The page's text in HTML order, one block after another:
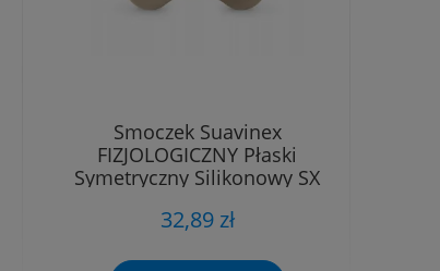
Smoczek Suavinex
FIZJOLOGICZNY Płaski
Symetryczny Silikonowy SX
32,89 zł